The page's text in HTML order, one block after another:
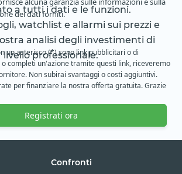
a tutti i dati e le funzioni.
watchlist e allarmi sui prezzi e
analisi degli investimenti di
livello professionale.
Registrati ora
dei dati forniti.
un asterisco (*) sono link pubblicitari o di
completi un'azione tramite questi link, riceveremo
Non subirai svantaggi o costi aggiuntivi.
per finanziare la nostra offerta gratuita. Grazie
Confronti